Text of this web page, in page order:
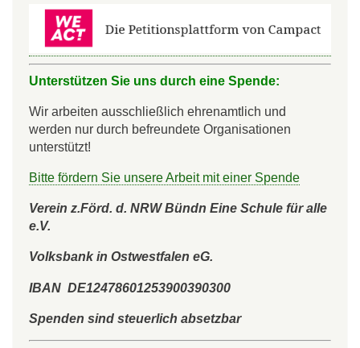
Unterstützen Sie uns durch eine Spende:
Wir arbeiten ausschließlich ehrenamtlich und
werden nur durch befreundete Organisationen
unterstützt!
Bitte fördern Sie unsere Arbeit mit einer Spende
Verein z.Förd. d. NRW Bündn Eine Schule für alle
e.V.
Volksbank in Ostwestfalen eG.
IBAN DE12478601253900390300
Spenden sind steuerlich absetzbar